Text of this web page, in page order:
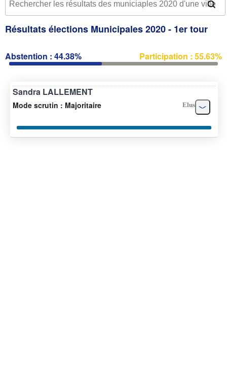
Résultats élections Municipales 2020 - 1er tour
Abstention : 44.38% Participation : 55.63%
Sandra LALLEMENT
Mode scrutin : Majoritaire Elus